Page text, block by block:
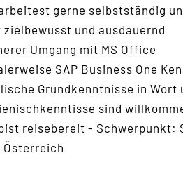
gerne selbstständig
zielbewusst und ausdauernd
Umgang mit MS Office
SAP Business One
Grundkenntnisse in Wort
sind
reisebereit - Schwerpunkt:
Österreich